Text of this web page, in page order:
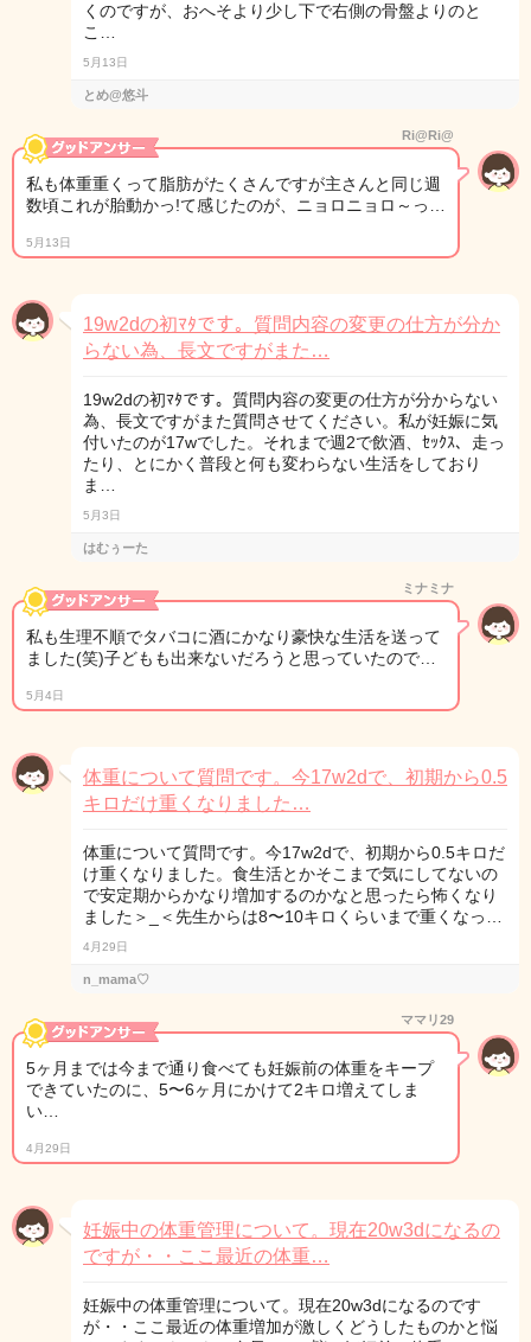
くのですが、おへそより少し下で右側の骨盤よりのと
こ…
5月13日
とめ@悠斗
Ri@Ri@
私も体重重くって脂肪がたくさんですが主さんと同じ週
数頃これが胎動かっ!て感じたのが、ニョロニョロ～っ…
5月13日
19w2dの初ﾏﾀです。質問内容の変更の仕方が分か
らない為、長文ですがまた…
19w2dの初ﾏﾀです。質問内容の変更の仕方が分からない
為、長文ですがまた質問させてください。私が妊娠に気
付いたのが17wでした。それまで週2で飲酒、ｾｯｸｽ、走っ
たり、とにかく普段と何も変わらない生活をしており
ま…
5月3日
はむぅーた
ミナミナ
私も生理不順でタバコに酒にかなり豪快な生活を送って
ました(笑)子どもも出来ないだろうと思っていたので…
5月4日
体重について質問です。今17w2dで、初期から0.5
キロだけ重くなりました…
体重について質問です。今17w2dで、初期から0.5キロだ
け重くなりました。食生活とかそこまで気にしてないの
で安定期からかなり増加するのかなと思ったら怖くなり
ました＞_＜先生からは8〜10キロくらいまで重くなっ…
4月29日
n_mama♡
ママリ29
5ヶ月までは今まで通り食べても妊娠前の体重をキープ
できていたのに、5〜6ヶ月にかけて2キロ増えてしま
い…
4月29日
妊娠中の体重管理について。現在20w3dになるの
ですが・・ここ最近の体重…
妊娠中の体重管理について。現在20w3dになるのです
が・・ここ最近の体重増加が激しくどうしたものかと悩